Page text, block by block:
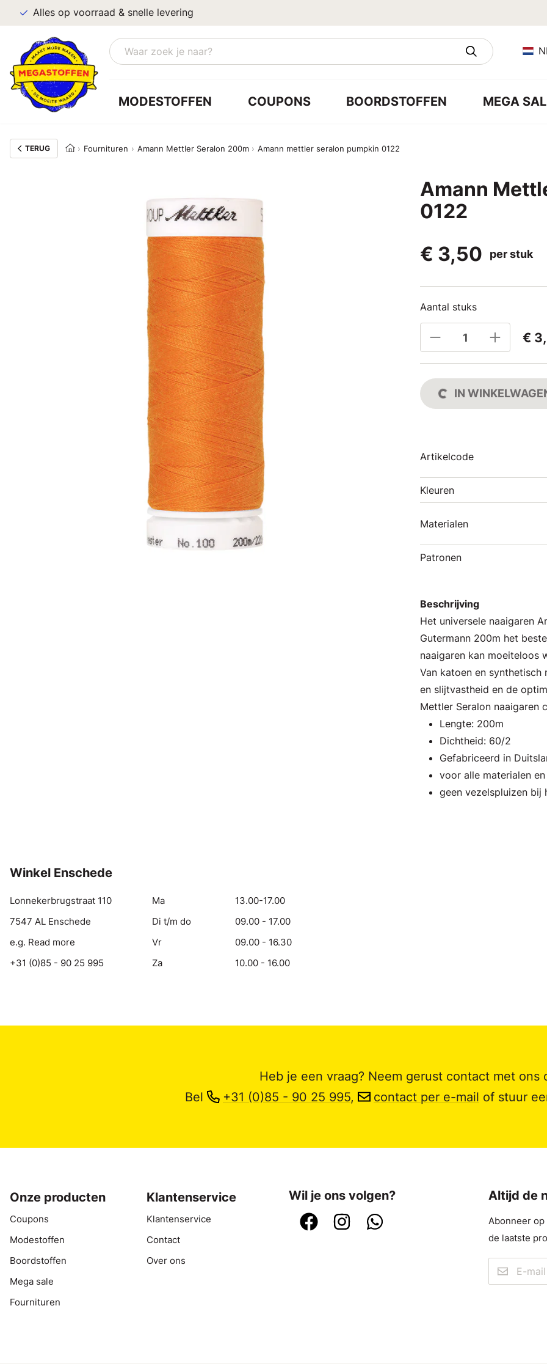
Alles op voorraad & snelle levering
MODESTOFFEN COUPONS BOORDSTOFFEN MEGA
TERUG Fournituren Amann Mettler Seralon 200m Amann mettler seralon pumpkin 0122
Amann
0122
€ 3,50
per stuk
Aantal stuks
€
IN
Artikelcode
Kleuren
Materialen
Patronen
Beschrijving
Het universele naaigaren
Gutermann 200m het
naaigaren kan moeiteloos
Van katoen en
en slijtvastheid en de
Mettler Seralon naaigaren
Lengte: 200m
Dichtheid: 60/2
Gefabriceerd in
voor alle materialen
geen vezelspluizen bij
Winkel Enschede
Lonnekerbrugstraat 110
7547 AL Enschede
e.g. Read more
+31 (0)85 - 90 25 995
Ma
13.00-17.00
Di t/m do
09.00 - 17.00
Vr
09.00 - 16.30
Za
10.00 - 16.00
Heb je een vraag? Neem gerust contact met ons
Bel
+31 (0)85 - 90 25 995, contact per e-mail of stuur
Onze producten
Coupons
Modestoffen
Boordstoffen
Mega sale
Fournituren
Klantenservice
Klantenservice
Contact
Over ons
Wil je ons volgen? Altijd de
Abonneer
de laatste